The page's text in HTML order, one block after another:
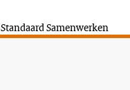
Standaard Samenwerken